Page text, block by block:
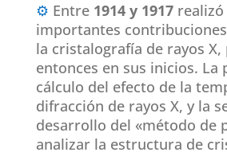
⚙ Entre 1914 y 1917realizó
importantes
la cristalografía de rayos X,
entonces en sus inicios. La
cálculo del efecto de la
difracción de rayos X, y la
desarrollo del «método de
analizar la estructura de